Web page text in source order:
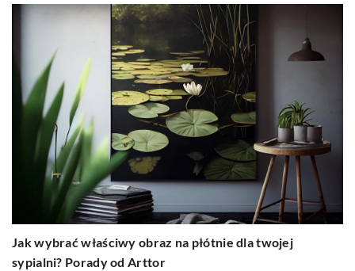
Jak wybrać właściwy obraz na płótnie dla twojej
sypialni? Porady od Arttor